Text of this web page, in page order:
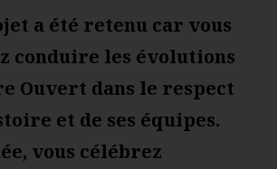
a été retenu car vous
conduire les évolutions
Ouvert dans le respect
et de ses équipes.
vous célébrez